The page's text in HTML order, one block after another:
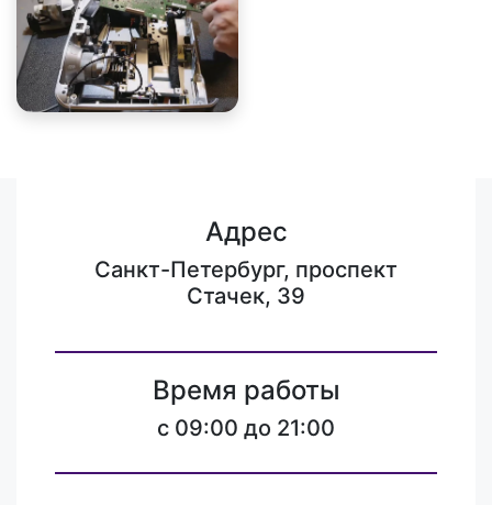
Адрес
Санкт-Петербург, проспект
Стачек, 39
Время работы
c 09:00 до 21:00